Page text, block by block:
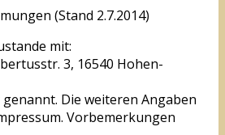
(Stand 2.7.2014)
mit:
3, 16540 Hohen-
Die weiteren Angaben
Vorbemerkungen